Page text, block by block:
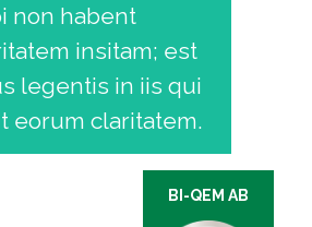
non habent
insitam; est
legentis in iis qui
eorum claritatem.
BI-QEM AB